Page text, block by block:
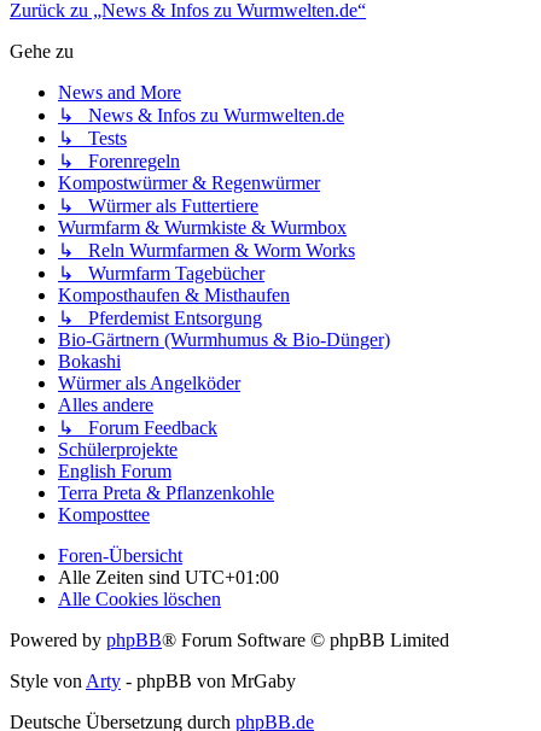
Zurück zu „News & Infos zu Wurmwelten.de“
Gehe zu
News and More
↳ News & Infos zu Wurmwelten.de
↳ Tests
↳ Forenregeln
Kompostwürmer & Regenwürmer
↳ Würmer als Futtertiere
Wurmfarm & Wurmkiste & Wurmbox
↳ Reln Wurmfarmen & Worm Works
↳ Wurmfarm Tagebücher
Komposthaufen & Misthaufen
↳ Pferdemist Entsorgung
Bio-Gärtnern (Wurmhumus & Bio-Dünger)
Bokashi
Würmer als Angelköder
Alles andere
↳ Forum Feedback
Schülerprojekte
English Forum
Terra Preta & Pflanzenkohle
Komposttee
Foren-Übersicht
Alle Zeiten sind UTC+01:00
Alle Cookies löschen
Powered by phpBB® Forum Software © phpBB Limited
Style von Arty - phpBB von MrGaby
Deutsche Übersetzung durch phpBB.de